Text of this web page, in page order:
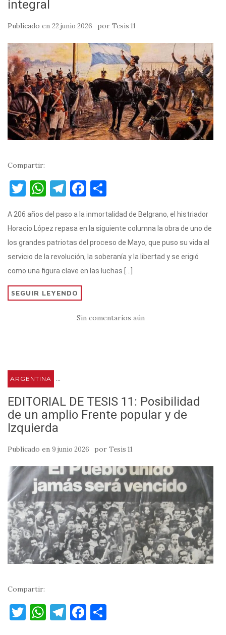
integral
Publicado en 22 junio 2026 por Tesis 11
Compartir:
T
it
te
r
W
at
s
A
p
p
T
e
gr
a
m
F
c
e
b
o
m
p
ar
ti
A 206 años del paso a la inmortalidad de Belgrano, el histriador
Horacio López repasa en la siguiente columna la obra de uno de
los grandes patriotas del proceso de Mayo, que puso su vida al
servicio de la revolución, la soberanía y la libertad y se erigió
como una figura clave en las luchas […]
SEGUIR LEYENDO
Sin comentarios aún
ARGENTINA ...
EDITORIAL DE TESIS 11: Posibilidad
de un amplio Frente popular y de
Izquierda
Publicado en 9 junio 2026 por Tesis 11
Compartir:
T W T F